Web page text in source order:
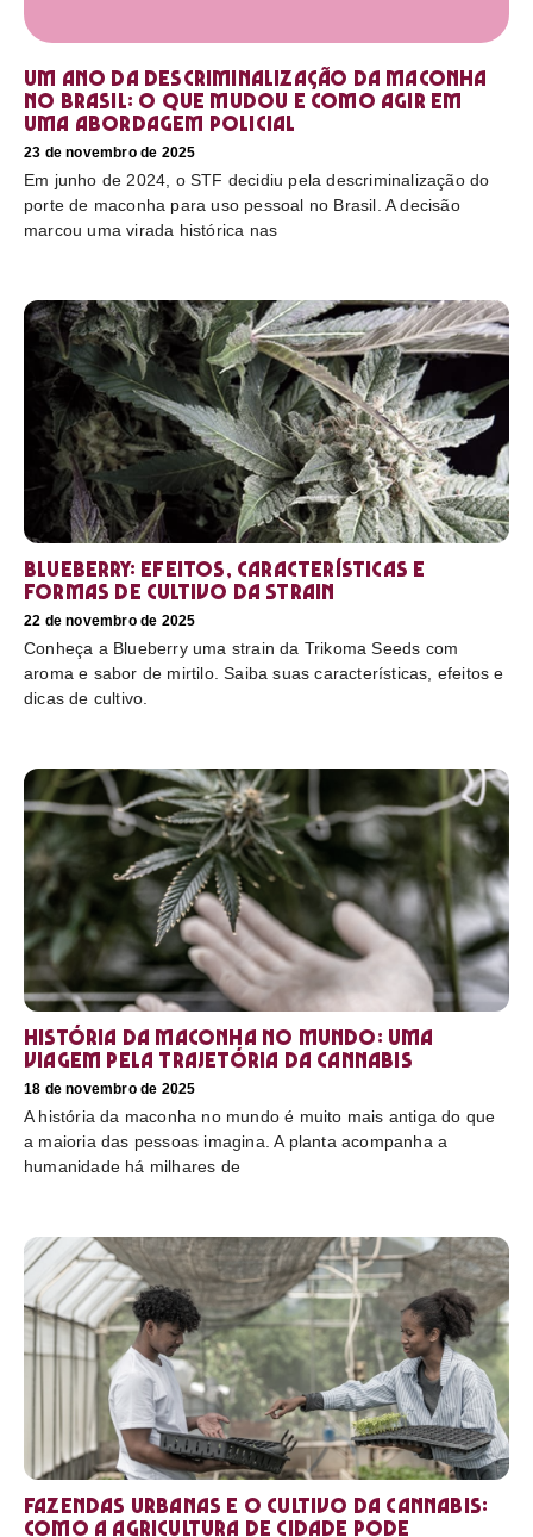
Um ano da descriminalização da maconha
no Brasil: o que mudou e como agir em
uma abordagem policial
23 de novembro de 2025
Em junho de 2024, o STF decidiu pela descriminalização do
porte de maconha para uso pessoal no Brasil. A decisão
marcou uma virada histórica nas
Blueberry: efeitos, características e
formas de cultivo da strain
22 de novembro de 2025
Conheça a Blueberry uma strain da Trikoma Seeds com
aroma e sabor de mirtilo. Saiba suas características, efeitos e
dicas de cultivo.
História da maconha no mundo: uma
viagem pela trajetória da cannabis
18 de novembro de 2025
A história da maconha no mundo é muito mais antiga do que
a maioria das pessoas imagina. A planta acompanha a
humanidade há milhares de
Fazendas urbanas e o cultivo da cannabis:
como a agricultura de cidade pode